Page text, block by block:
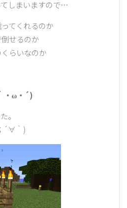
しまいますので…
てくれるのか
せるのか
らいなのか
・ω・´)
。
´∀｀)